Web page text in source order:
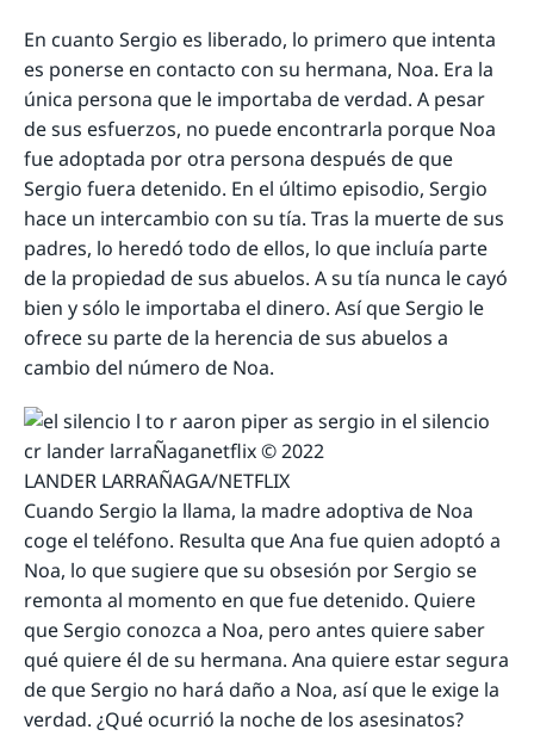
En cuanto Sergio es liberado, lo primero que intenta
es ponerse en contacto con su hermana, Noa. Era la
única persona que le importaba de verdad. A pesar
de sus esfuerzos, no puede encontrarla porque Noa
fue adoptada por otra persona después de que
Sergio fuera detenido. En el último episodio, Sergio
hace un intercambio con su tía. Tras la muerte de sus
padres, lo heredó todo de ellos, lo que incluía parte
de la propiedad de sus abuelos. A su tía nunca le cayó
bien y sólo le importaba el dinero. Así que Sergio le
ofrece su parte de la herencia de sus abuelos a
cambio del número de Noa.
LANDER LARRAÑAGA/NETFLIX
Cuando Sergio la llama, la madre adoptiva de Noa
coge el teléfono. Resulta que Ana fue quien adoptó a
Noa, lo que sugiere que su obsesión por Sergio se
remonta al momento en que fue detenido. Quiere
que Sergio conozca a Noa, pero antes quiere saber
qué quiere él de su hermana. Ana quiere estar segura
de que Sergio no hará daño a Noa, así que le exige la
verdad. ¿Qué ocurrió la noche de los asesinatos?